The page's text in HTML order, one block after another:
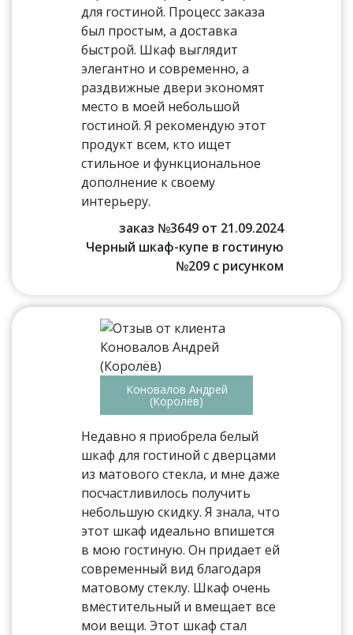
для гостиной. Процесс заказа
был простым, а доставка
быстрой. Шкаф выглядит
элегантно и современно, а
раздвижные двери экономят
место в моей небольшой
гостиной. Я рекомендую этот
продукт всем, кто ищет
стильное и функциональное
дополнение к своему
интерьеру.
заказ №3649 от 21.09.2024
Черный шкаф-купе в гостиную
№209 с рисунком
Коновалов Андрей
(Королёв)
Недавно я приобрела белый
шкаф для гостиной с дверцами
из матового стекла, и мне даже
посчастливилось получить
небольшую скидку. Я знала, что
этот шкаф идеально впишется
в мою гостиную. Он придает ей
современный вид благодаря
матовому стеклу. Шкаф очень
вместительный и вмещает все
мои вещи. Этот шкаф стал